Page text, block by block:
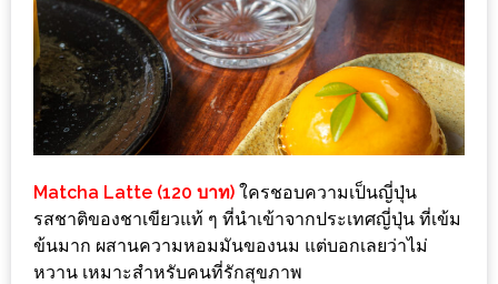
กระทะ
&
ทะเล
เผา
เชียงใหม่
ไม่
บาน
ปลาย
Matcha Latte (120 บาท) ใครชอบความเป็นญี่ปุ่น
รสชาติของชาเขียวแท้ ๆ ที่นำเข้าจากประเทศญี่ปุ่น ที่เข้ม
ข้นมาก ผสานความหอมมันของนม แต่บอกเลยว่าไม่
หวาน เหมาะสำหรับคนที่รักสุขภาพ